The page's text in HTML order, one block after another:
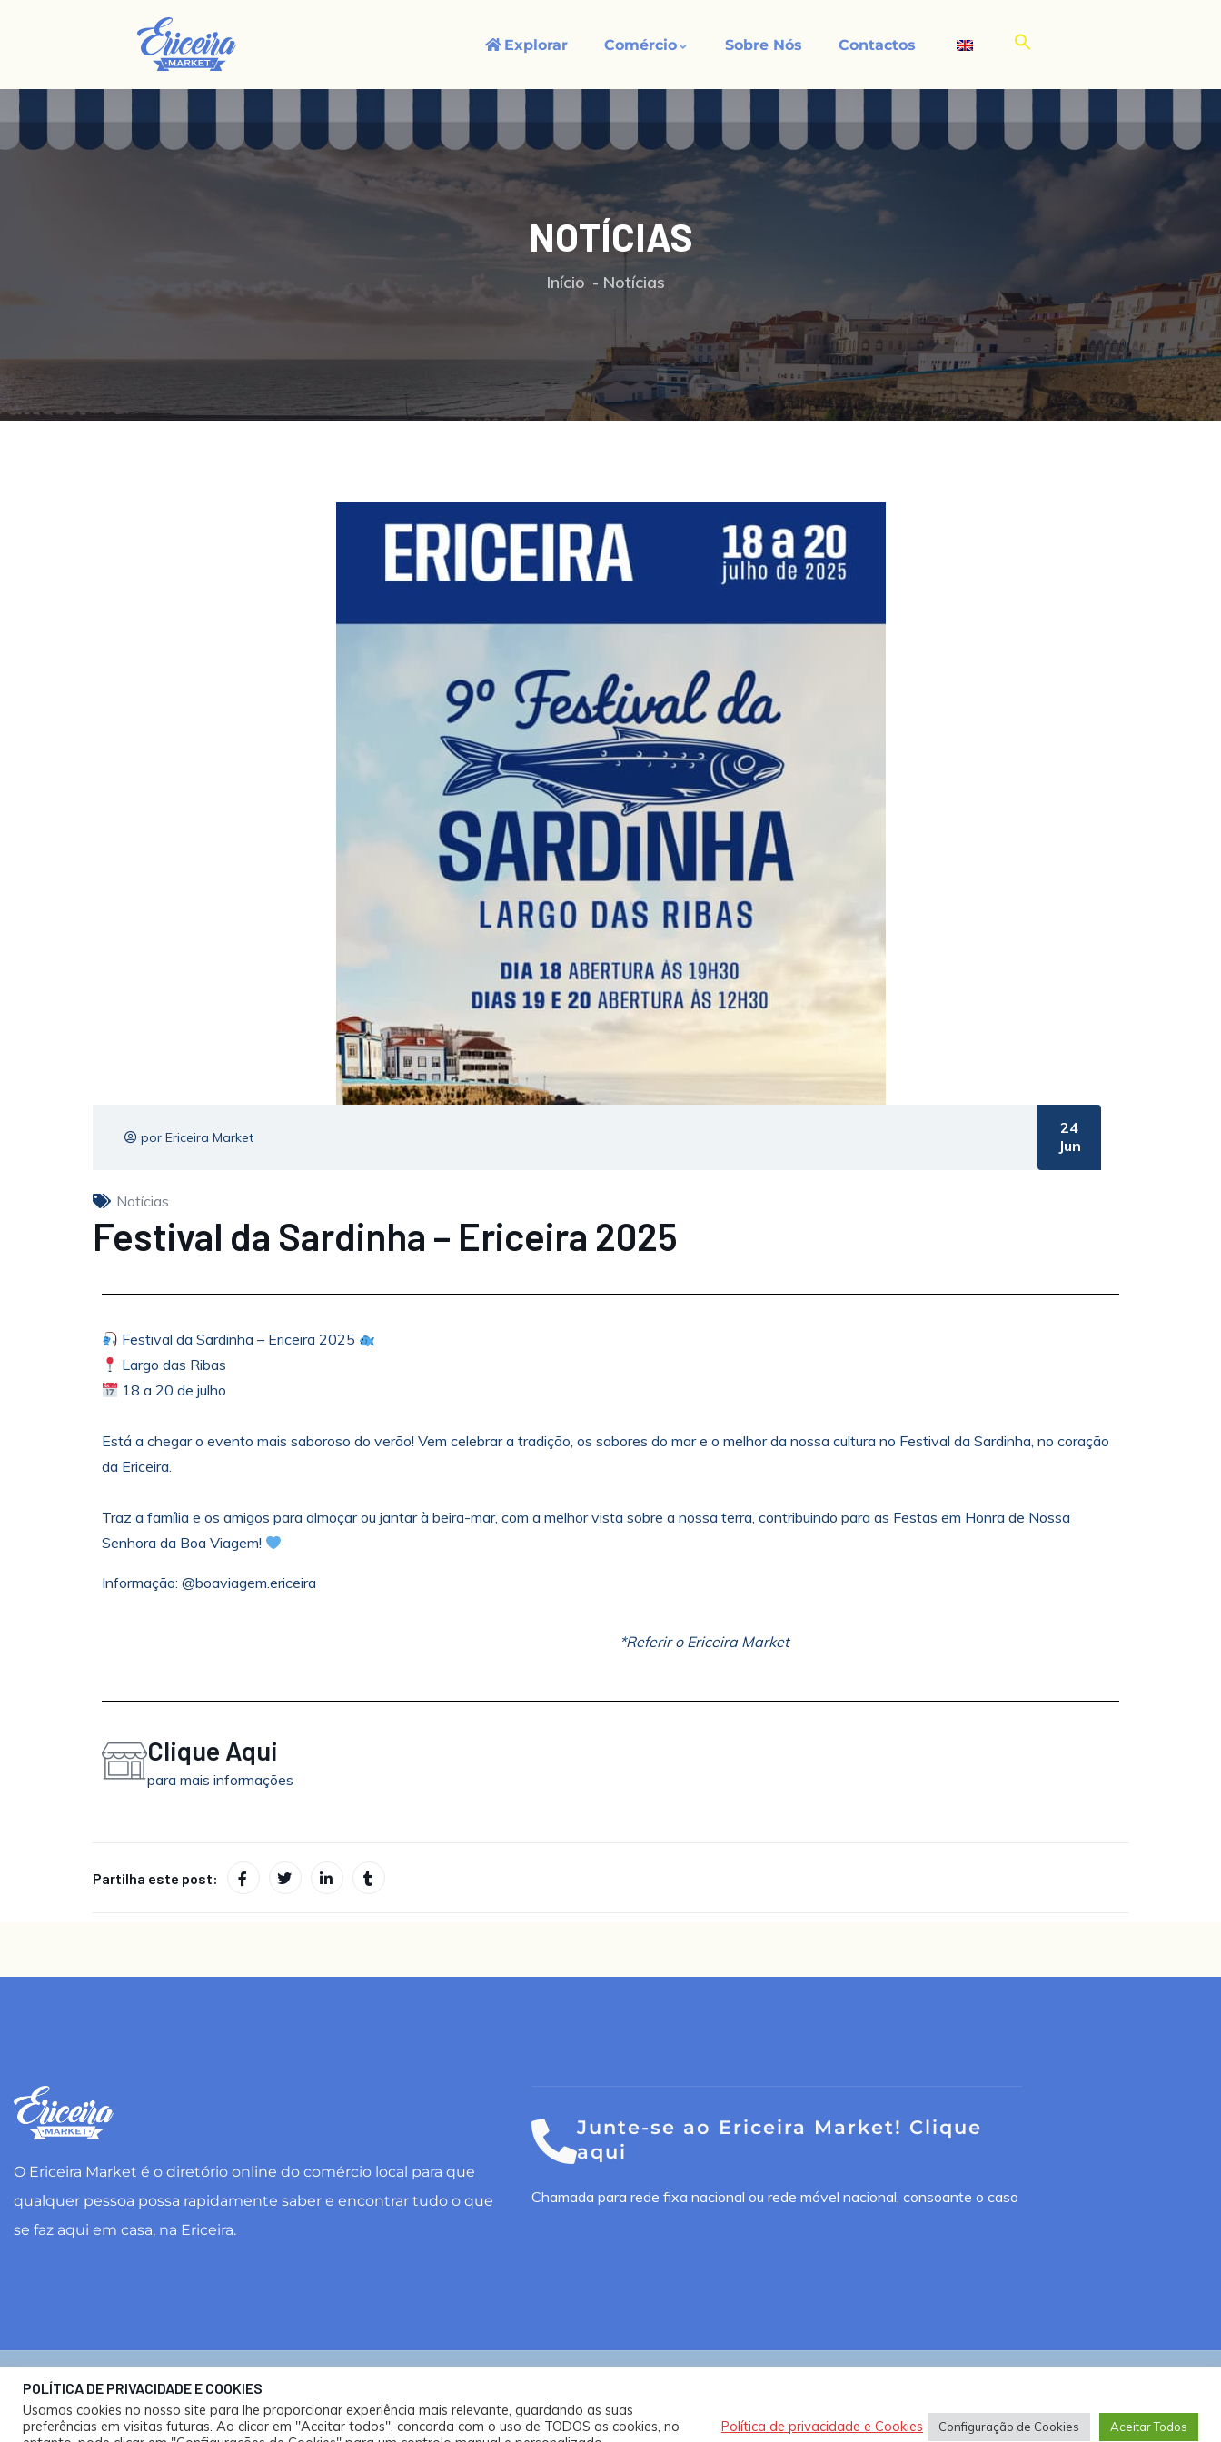
Explorar Comércio Sobre Nós Contactos
NOTÍCIAS
Início Notícias
por Ericeira Market
24
Jun
Notícias
Festival da Sardinha – Ericeira 2025
Festival da Sardinha – Ericeira 2025
Largo das Ribas
18 a 20 de julho
Está a chegar o evento mais saboroso do verão! Vem celebrar a tradição, os sabores do mar e o melhor da nossa cultura no Festival da Sardinha, no coração
da Ericeira.
Traz a família e os amigos para almoçar ou jantar à beira-mar, com a melhor vista sobre a nossa terra, contribuindo para as Festas em Honra de Nossa
Senhora da Boa Viagem!
Informação: @boaviagem.ericeira
*Referir o Ericeira Market
Clique Aqui
para mais informações
Partilha este post:
O Ericeira Market é o diretório online do comércio local para que
qualquer pessoa possa rapidamente saber e encontrar tudo o que
se faz aqui em casa, na Ericeira.
Junte-se ao Ericeira Market! Clique
aqui
Chamada para rede fixa nacional ou rede móvel nacional, consoante o caso
Ericeira Market ®. Todos os direitos reservados. Design por
Política de Privacidade e Cookies
POLÍTICA DE PRIVACIDADE E COOKIES
Usamos cookies no nosso site para lhe proporcionar experiência mais relevante, guardando as suas
preferências em visitas futuras. Ao clicar em "Aceitar todos", concorda com o uso de TODOS os cookies, no
Política de privacidade e Cookies Configuração de Cookies Aceitar Todos